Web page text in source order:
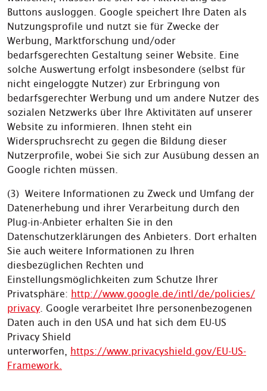
Buttons ausloggen. Google speichert Ihre Daten als
Nutzungsprofile und nutzt sie für Zwecke der
Werbung, Marktforschung und/oder
bedarfsgerechten Gestaltung seiner Website. Eine
solche Auswertung erfolgt insbesondere (selbst für
nicht eingeloggte Nutzer) zur Erbringung von
bedarfsgerechter Werbung und um andere Nutzer des
sozialen Netzwerks über Ihre Aktivitäten auf unserer
Website zu informieren. Ihnen steht ein
Widerspruchsrecht zu gegen die Bildung dieser
Nutzerprofile, wobei Sie sich zur Ausübung dessen an
Google richten müssen.
(3) Weitere Informationen zu Zweck und Umfang der
Datenerhebung und ihrer Verarbeitung durch den
Plug-in-Anbieter erhalten Sie in den
Datenschutzerklärungen des Anbieters. Dort erhalten
Sie auch weitere Informationen zu Ihren
diesbezüglichen Rechten und
Einstellungsmöglichkeiten zum Schutze Ihrer
Privatsphäre: http://www.google.de/intl/de/policies/
privacy. Google verarbeitet Ihre personenbezogenen
Daten auch in den USA und hat sich dem EU-US
Privacy Shield
unterworfen, https://www.privacyshield.gov/EU-US-
Framework.